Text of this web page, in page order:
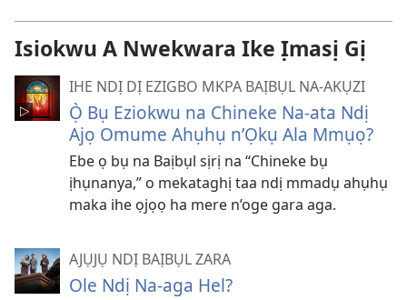
Isiokwu A Nwekwara Ike Ịmasị Gị
IHE NDỊ DỊ EZIGBO MKPA BAỊBỤL NA-AKỤZI
Ọ̀ Bụ Eziokwu na Chineke Na-ata Ndị
Ajọ Omume Ahụhụ n’Ọkụ Ala Mmụọ?
Ebe ọ bụ na Baịbụl sịrị na “Chineke bụ
ịhụnanya,” o mekataghị taa ndị mmadụ ahụhụ
maka ihe ọjọọ ha mere n’oge gara aga.
AJỤJỤ NDỊ BAỊBỤL ZARA
Ole Ndị Na-aga Hel?